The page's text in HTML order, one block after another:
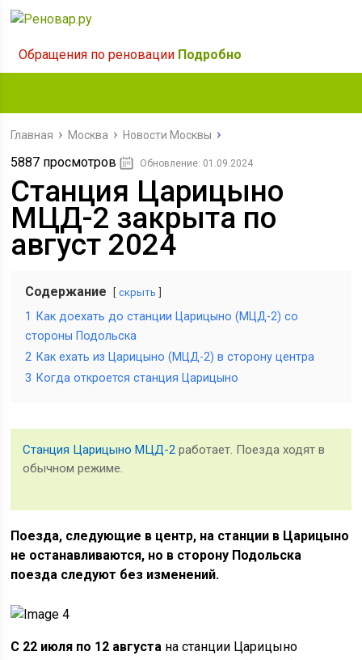
Обращения по реновации Подробно
Главная Москва Новости Москвы
5887 просмотров Обновление: 01.09.2024
Станция Царицыно
МЦД-2 закрыта по
август 2024
Содержание скрыть
1
Как доехать до станции Царицыно (МЦД-2) со
стороны Подольска
2 Как ехать из Царицыно (МЦД-2) в сторону центра
3 Когда откроется станция Царицыно
Станция Царицыно МЦД-2 работает. Поезда ходят в
обычном режиме.
Поезда, следующие в центр, на станции в Царицыно
не останавливаются, но в сторону Подольска
поезда следуют без изменений.
С 22 июля по 12 августа на станции Царицыно